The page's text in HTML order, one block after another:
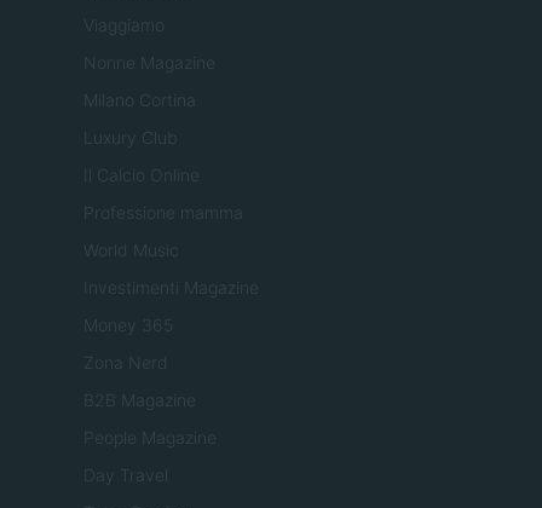
Viaggiamo
Nonne Magazine
Milano Cortina
Luxury Club
Il Calcio Online
Professione mamma
World Music
Investimenti Magazine
Money 365
Zona Nerd
B2B Magazine
People Magazine
Day Travel